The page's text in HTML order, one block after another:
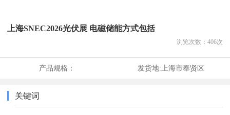
上海SNEC2026光伏展 电磁储能方式包括
浏览次数： 406次
产品规格： 发货地:上海市奉贤区
关键词